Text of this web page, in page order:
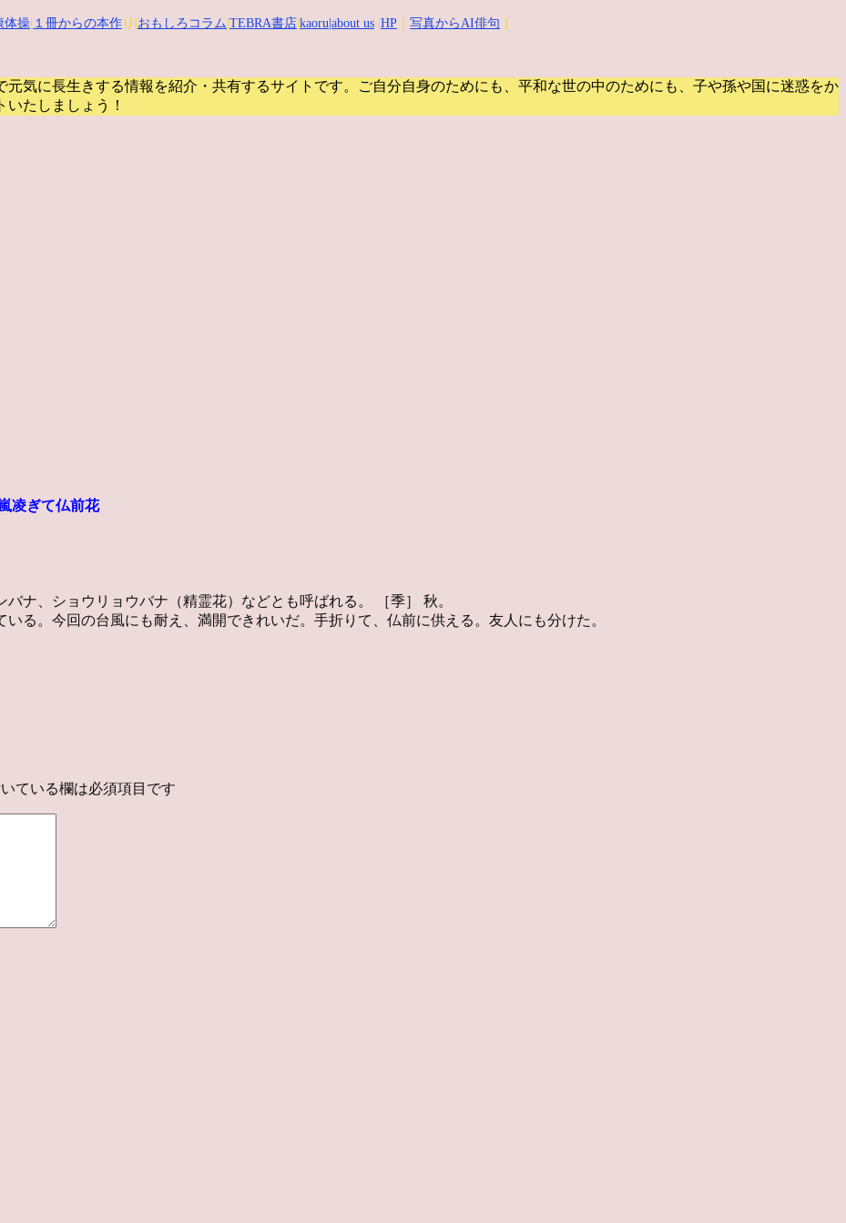
体操 １冊からの本作 り| おもしろコラム TEBRA書店 kaoru |about us HP 写真からAI俳句
気に長生きする情報を紹介・共有するサイトです。
ご自分自身のためにも、平和な世の中のためにも、子や孫や国に迷惑をか
たしましょう！
嵐凌ぎて仏前花
ナ、ショウリョウバナ（精霊花）などとも呼ばれる。 ［季］ 秋。
る。今回の台風にも耐え、満開できれいだ。手折りて、仏前に供える。友人にも分けた。
ている欄は必須項目です